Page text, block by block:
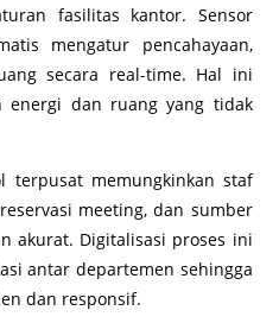
fasilitas kantor. Sensor
mengatur pencahayaan,
secara real-time. Hal ini
energi dan ruang yang tidak
terpusat memungkinkan staf
meeting, dan sumber
akurat. Digitalisasi proses ini
antar departemen sehingga
dan responsif.